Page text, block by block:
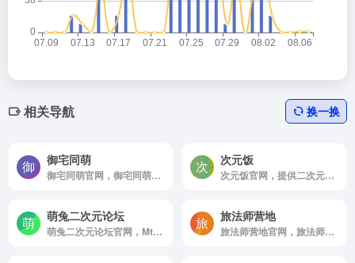
相关导航 换一换
御宅同萌
御宅同萌官网，御宅同萌是一个以二次元相关资源交流分享为主的小众型社团，相遇即是缘，我们不求名不为利只为分享二次元带给彼此的快乐与感动。
次元饭
次元饭官网，提供二次元类最新资讯及资源共享的服务平台
萌兔二次元论坛
萌兔二次元论坛官网，Mtuacg萌兔网，萌兔二次元，是以二次元ACG漫画，动画，游戏，小说资源，cosplay美图为核心的二次元综合资源分享交流论坛。
旅法师营地
旅法师营地官网，旅法师营地是有温度的玩家聚集地。在这里你可以看到炉石传说，万智牌，百闻牌，影之诗，昆特牌等游戏的超及时的资讯，超专业的攻略，超有趣的故事，超好用的工具。